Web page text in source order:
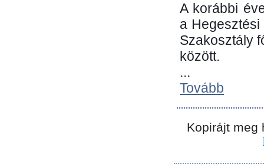
A korábbi
a
Szakosztály
között.
...
Tovább
Kopirájt meg